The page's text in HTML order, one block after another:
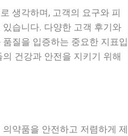
생각하며, 고객의 요구와 피
습니다. 다양한 고객 후기와
질을 입증하는 중요한 지표입
건강과 안전을 지키기 위해
약품을 안전하고 저렴하게 제